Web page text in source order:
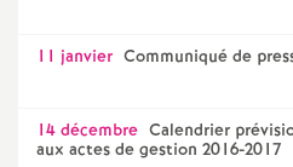
11 janvier Communiqué de
14 décembre Calendrier
aux actes de gestion 2016-2017